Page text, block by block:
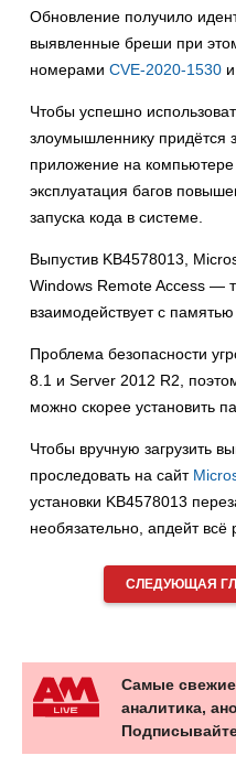
Обновление получило
выявленные бреши при
номерами CVE-2020-1530 и
Чтобы успешно
злоумышленнику придётся
приложение на
эксплуатация багов
запуска кода в системе.
Выпустив KB4578013,
Windows Remote Access —
взаимодействует с
Проблема безопасности
8.1 и Server 2012 R2,
можно скорее установить
Чтобы вручную загрузить
проследовать на сайт
установки KB4578013
необязательно, апдейт всё
СЛЕДУЮЩАЯ
Самые
аналитика,